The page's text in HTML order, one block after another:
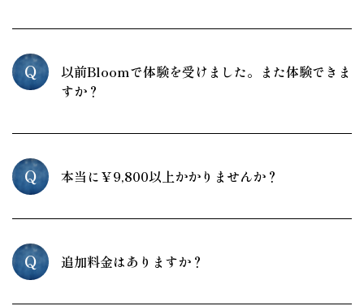
Q
以前Bloomで体験を受けました。また体験できま
すか？
Q 本当に￥9,800以上かかりませんか？
Q 追加料金はありますか？